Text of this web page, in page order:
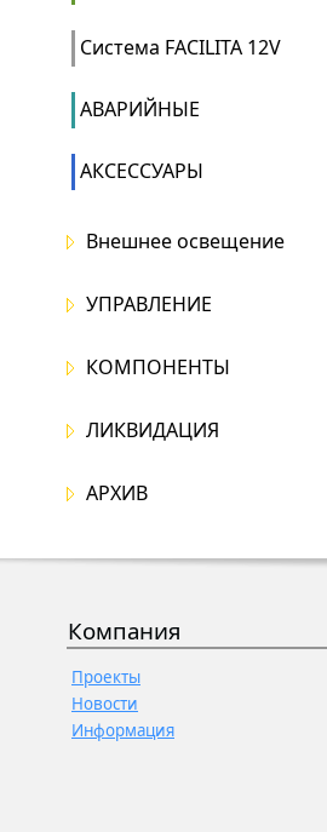
Система FACILITA 12V
АВАРИЙНЫЕ
АКСЕССУАРЫ
Внешнее освещение
УПРАВЛЕНИЕ
КОМПОНЕНТЫ
ЛИКВИДАЦИЯ
АРХИВ
Компания
Проекты
Новости
Информация